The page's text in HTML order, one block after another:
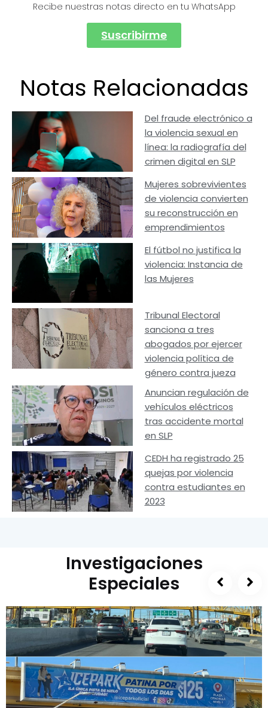
Recibe nuestras notas directo en tu WhatsApp
Suscribirme
Notas Relacionadas
Del fraude electrónico a
la violencia sexual en
línea: la radiografía del
crimen digital en SLP
Mujeres sobrevivientes
de violencia convierten
su reconstrucción en
emprendimientos
El fútbol no justifica la
violencia: Instancia de
las Mujeres
Tribunal Electoral
sanciona a tres
abogados por ejercer
violencia política de
género contra jueza
Anuncian regulación de
vehículos eléctricos
tras accidente mortal
en SLP
CEDH ha registrado 25
quejas por violencia
contra estudiantes en
2023
Investigaciones
Especiales